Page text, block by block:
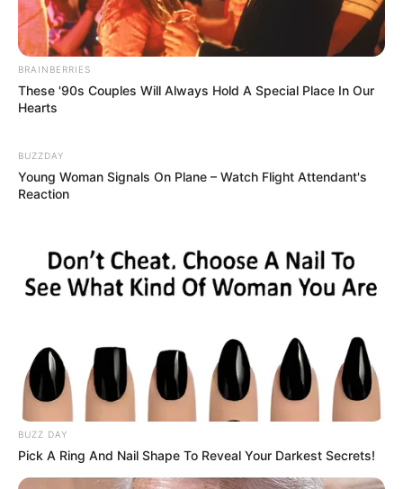
BRAINBERRIES
These '90s Couples Will Always Hold A Special Place In Our
Hearts
BUZZDAY
Young Woman Signals On Plane – Watch Flight Attendant's
Reaction
BUZZ DAY
Pick A Ring And Nail Shape To Reveal Your Darkest Secrets!